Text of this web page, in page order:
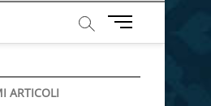
M
u
ARTICOLI